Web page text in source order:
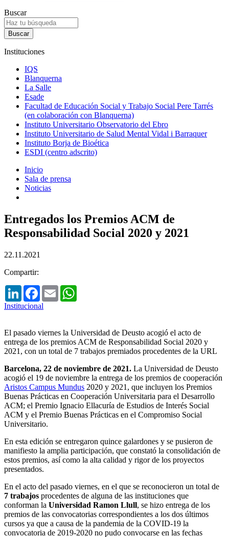
Buscar
Instituciones
IQS
Blanquerna
La Salle
Esade
Facultad de Educación Social y Trabajo Social Pere Tarrés
(en colaboración con Blanquerna)
Instituto Universitario Observatorio del Ebro
Instituto Universitario de Salud Mental Vidal i Barraquer
Instituto Borja de Bioética
ESDI (centro adscrito)
Inicio
Sala de prensa
Noticias
Entregados los Premios ACM de
Responsabilidad Social 2020 y 2021
22.11.2021
Compartir:
LinkedInFacebook
Email
Institucional
El pasado viernes la Universidad de Deusto acogió el acto de
entrega de los premios ACM de Responsabilidad Social 2020 y
2021, con un total de 7 trabajos premiados procedentes de la URL
Barcelona, 22 de noviembre de 2021. La Universidad de Deusto
acogió el 19 de noviembre la entrega de los premios de cooperación
Aristos Campus Mundus 2020 y 2021, que incluyen los Premios
Buenas Prácticas en Cooperación Universitaria para el Desarrollo
ACM; el Premio Ignacio Ellacuría de Estudios de Interés Social
ACM y el Premio Buenas Prácticas en el Compromiso Social
Universitario.
En esta edición se entregaron quince galardones y se pusieron de
manifiesto la amplia participación, que constató la consolidación de
estos premios, así como la alta calidad y rigor de los proyectos
presentados.
En el acto del pasado viernes, en el que se reconocieron un total de
7 trabajos procedentes de alguna de las instituciones que
conforman la Universidad Ramon Llull, se hizo entrega de los
premios de las convocatorias correspondientes a los dos últimos
cursos ya que a causa de la pandemia de la COVID-19 la
convocatoria de 2019-2020 no pudo convocarse en las fechas